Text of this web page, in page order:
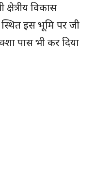
क्षेत्रीय विकास
स्थित इस भूमि पर जी
पास भी कर दिया